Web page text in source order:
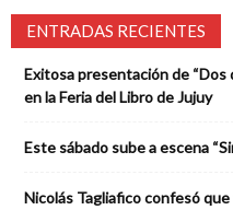
ENTRADAS RECIENTES
Exitosa presentación de “Dos
en la Feria del Libro de Jujuy
Este sábado sube a escena
Nicolás Tagliafico confesó